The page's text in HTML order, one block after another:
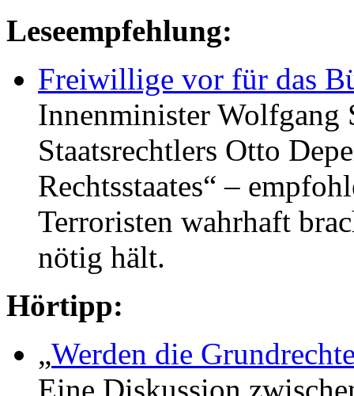
Leseempfehlung:
Freiwillige vor für das
Innenminister Wolfgang
Staatsrechtlers Otto
Rechtsstaates“ –
Terroristen wahrhaft
nötig hält.
Hörtipp:
„Werden die
Eine Diskussion